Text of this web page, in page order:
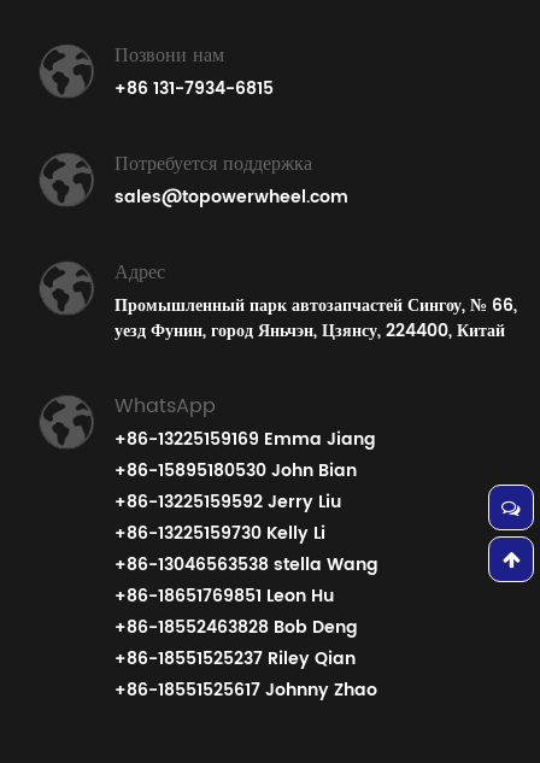
Позвони нам
+86 131-7934-6815
Потребуется поддержка
sales@topowerwheel.com
Адрес
Промышленный парк автозапчастей Сингоу, № 66,
уезд Фунин, город Яньчэн, Цзянсу, 224400, Китай
WhatsApp
+86-13225159169 Emma Jiang
+86-15895180530 John Bian
+86-13225159592 Jerry Liu
+86-13225159730 Kelly Li
+86-13046563538 stella Wang
+86-18651769851 Leon Hu
+86-18552463828 Bob Deng
+86-18551525237 Riley Qian
+86-18551525617 Johnny Zhao